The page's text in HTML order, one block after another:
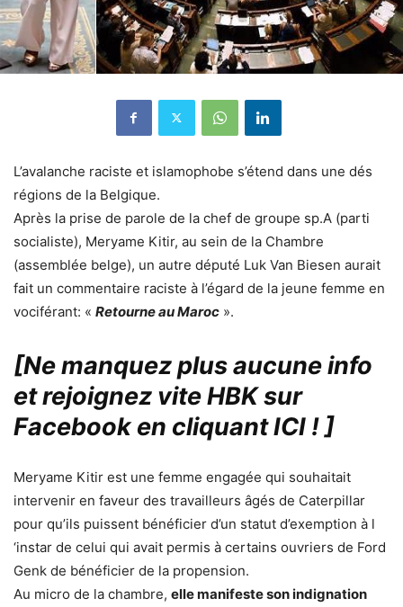
L’avalanche raciste et islamophobe s’étend dans une dés
régions de la Belgique.
Après la prise de parole de la chef de groupe sp.A (parti
socialiste), Meryame Kitir, au sein de la Chambre
(assemblée belge), un autre député Luk Van Biesen aurait
fait un commentaire raciste à l’égard de la jeune femme en
vociférant: « Retourne au Maroc ».
[Ne manquez plus aucune info
et rejoignez vite HBK sur
Facebook en cliquant ICI !]
Meryame Kitir est une femme engagée qui souhaitait
intervenir en faveur des travailleurs âgés de Caterpillar
pour qu’ils puissent bénéficier d’un statut d’exemption à l
‘instar de celui qui avait permis à certains ouvriers de Ford
Genk de bénéficier de la propension.
Au micro de la chambre, elle manifeste son indignation